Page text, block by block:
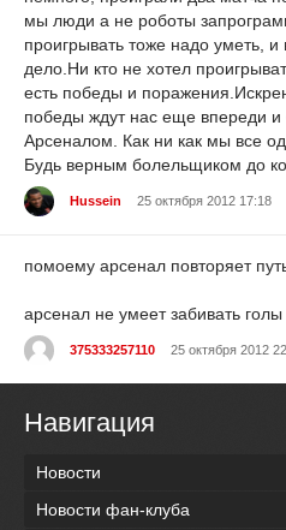
мы люди а не роботы
проигрывать тоже надо уметь,
дело.Ни кто не хотел
есть победы и
победы ждут нас еще впереди и
Арсеналом. Как ни как мы все
Будь верным болельщиком до
Hussein 25 октября 2012 17:18
помоему арсенал повторяет
арсенал не умеет забивать
375333257110 25 октября 2012
Навигация
Новости
Новости фан-клуба